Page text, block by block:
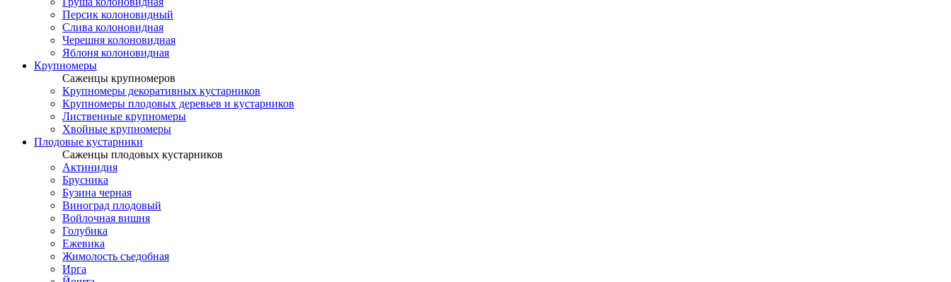
Персик колоновидный
Слива колоновидная
Черешня колоновидная
Яблоня колоновидная
Крупномеры
Саженцы крупномеров
Крупномеры декоративных кустарников
Крупномеры плодовых деревьев и кустарников
Лиственные крупномеры
Хвойные крупномеры
Плодовые кустарники
Саженцы плодовых кустарников
Актинидия
Брусника
Бузина черная
Виноград плодовый
Войлочная вишня
Голубика
Ежевика
Жимолость съедобная
Ирга